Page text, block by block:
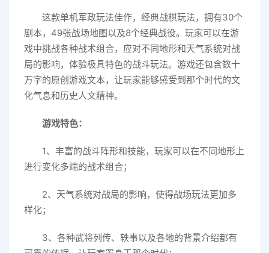
这款单机军政玩法佳作，经典战棋玩法，拥有30个
剧本，49张战场地图以及8个经典战役。玩家可以在游
戏中挑战各种战术组合，应对不同地形和天气系统对战
局的影响，体验极具特色的战斗玩法。游戏还包含数十
万字的原创游戏文本，让玩家能够感受到那个时代的文
化气息和历史人文精神。
游戏特色：
1、丰富的战斗阵形和技能，玩家可以在不同地形上
进行变化多端的战术组合；
2、天气系统对战局的影响，使得战场玩法更加多
样化；
3、各种武将列传、轶事以及各地的背景介绍都有